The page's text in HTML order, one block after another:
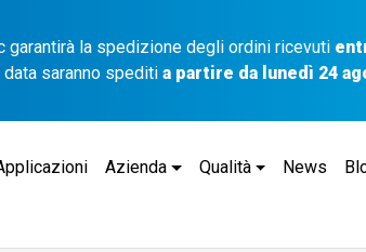
garantirà la spedizione degli ordini ricevuti
saranno spediti a partire da lunedì 24
Azienda Qualità News